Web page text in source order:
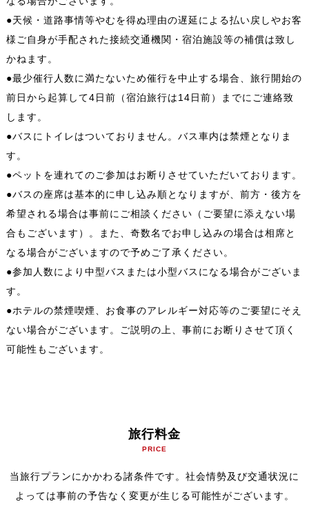
●天候・道路事情等やむを得ぬ理由の遅延による払い戻しやお客
様ご自身が手配された接続交通機関・宿泊施設等の補償は致し
かねます。
●最少催行人数に満たないため催行を中止する場合、旅行開始の
前日から起算して4日前（宿泊旅行は14日前）までにご連絡致
します。
●バスにトイレはついておりません。バス車内は禁煙となりま
す。
●ペットを連れてのご参加はお断りさせていただいております。
●バスの座席は基本的に申し込み順となりますが、前方・後方を
希望される場合は事前にご相談ください（ご要望に添えない場
合もございます）。また、奇数名でお申し込みの場合は相席と
なる場合がございますので予めご了承ください。
●参加人数により中型バスまたは小型バスになる場合がございま
す。
●ホテルの禁煙喫煙、お食事のアレルギー対応等のご要望にそえ
ない場合がございます。ご説明の上、事前にお断りさせて頂く
可能性もございます。
旅行料金
PRICE
当旅行プランにかかわる諸条件です。社会情勢及び交通状況に
よっては事前の予告なく変更が生じる可能性がございます。